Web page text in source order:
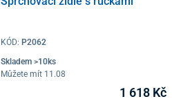
KÓD: P2062
Skladem >10ks
Můžete mít 11.08
1 618 Kč